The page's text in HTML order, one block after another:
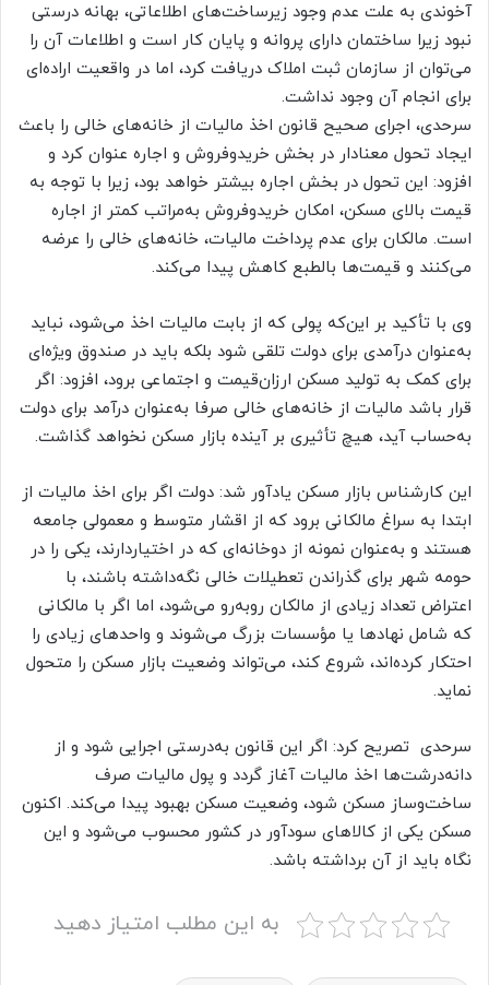
آخوندی به علت عدم وجود زیرساخت‌های اطلاعاتی، بهانه درستی
نبود زیرا ساختمان دارای پروانه و پایان کار است و اطلاعات آن را
می‌توان از سازمان ثبت املاک دریافت کرد، اما در واقعیت اراده‌ای
برای انجام آن وجود نداشت.
سرحدی، اجرای صحیح قانون اخذ مالیات از خانه‌های خالی را باعث
ایجاد تحول معنادار در بخش خریدوفروش و اجاره عنوان کرد و
افزود: این تحول در بخش اجاره بیشتر خواهد بود، زیرا با توجه به
قیمت بالای مسکن، امکان خریدوفروش به‌مراتب کمتر از اجاره
است. مالکان برای عدم پرداخت مالیات، خانه‌های خالی را عرضه
می‌کنند و قیمت‌ها بالطبع کاهش پیدا می‌کند.
وی با تأکید بر این‌که پولی که از بابت مالیات اخذ می‌شود، نباید
به‌عنوان درآمدی برای دولت تلقی شود بلکه باید در صندوق ویژه‌ای
برای کمک به تولید مسکن ارزان‌قیمت و اجتماعی برود، افزود: اگر
قرار باشد مالیات از خانه‌های خالی صرفا به‌عنوان درآمد برای دولت
به‌حساب آید، هیچ تأثیری بر آینده بازار مسکن نخواهد گذاشت.
این کارشناس بازار مسکن یادآور شد: دولت اگر برای اخذ مالیات از
ابتدا به سراغ مالکانی برود که از اقشار متوسط و معمولی جامعه
هستند و به‌عنوان نمونه از دوخانه‌ای که در اختیاردارند، یکی را در
حومه شهر برای گذراندن تعطیلات خالی نگه‌داشته باشند، با
اعتراض تعداد زیادی از مالکان روبه‌رو می‌شود، اما اگر با مالکانی
که شامل نهادها یا مؤسسات بزرگ می‌شوند و واحدهای زیادی را
احتکار کرده‌اند، شروع کند، می‌تواند وضعیت بازار مسکن را متحول
نماید.
سرحدی تصریح کرد: اگر این قانون به‌درستی اجرایی شود و از
دانه‌درشت‌ها اخذ مالیات آغاز گردد و پول مالیات صرف
ساخت‌وساز مسکن شود، وضعیت مسکن بهبود پیدا می‌کند. اکنون
مسکن یکی از کالاهای سودآور در کشور محسوب می‌شود و این
نگاه باید از آن برداشته باشد.
به این مطلب امتیاز دهید